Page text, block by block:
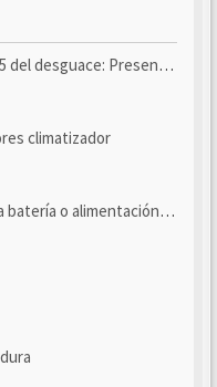
Presentación y seguimiento
climatizador
o alimentación eléctri...